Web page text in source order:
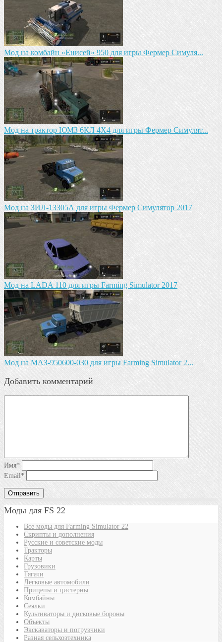
Мод на комбайн «Енисей» 950 для игры Фермер Симуля...
Мод на трактор ЮМЗ 6КЛ 4X4 для игры Фермер Симулят...
Мод на ЗИЛ-13305А для игры Фермер Симулятор 2017
Мод на LADA 110 для игры Farming Simulator 2017
Mод на МАЗ-950600-030 для игры Farming Simulator 2...
Добавить комментарий
Имя*
Email*
Моды для FS 22
Все моды для Farming Simulator 22
Скрипты и дополнения
Русские и советские моды
Тракторы
Карты
Грузовики
Тягачи
Легковые автомобили
Прицепы и цистерны
Комбайны
Сеялки
Культиваторы и дисковые бороны
Объекты
Экскаваторы и погрузчики
Разная сельхозтехника